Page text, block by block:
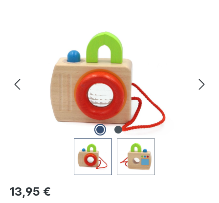
Regulärer Preis:
13,95 €